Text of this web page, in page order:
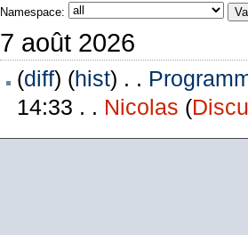
Namespace:
7 août 2026
(diff) (hist) . .
14:33 . . Nicolas (